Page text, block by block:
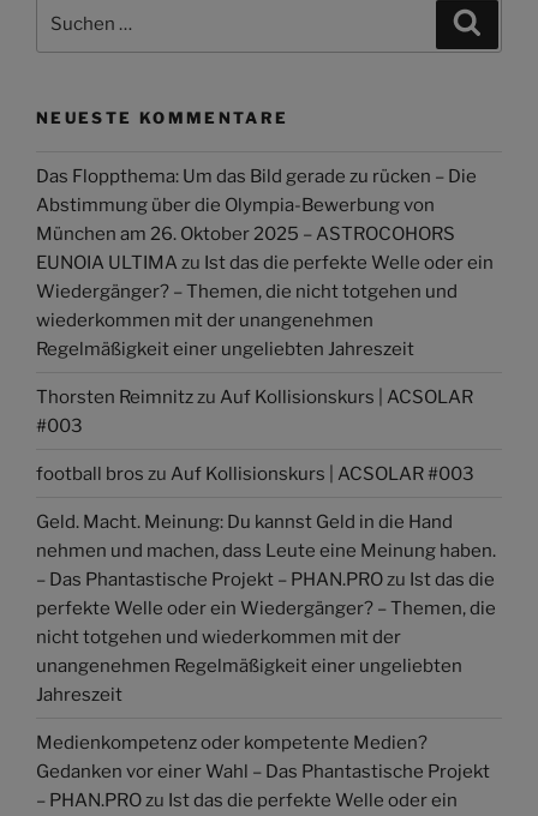
NEUESTE KOMMENTARE
Das Floppthema: Um das Bild gerade zu rücken – Die
Abstimmung über die Olympia-Bewerbung von
München am 26. Oktober 2025 – ASTROCOHORS
EUNOIA ULTIMA zu Ist das die perfekte Welle oder ein
Wiedergänger? – Themen, die nicht totgehen und
wiederkommen mit der unangenehmen
Regelmäßigkeit einer ungeliebten Jahreszeit
Thorsten Reimnitz zu Auf Kollisionskurs | ACSOLAR
#003
football bros zu Auf Kollisionskurs | ACSOLAR #003
Geld. Macht. Meinung: Du kannst Geld in die Hand
nehmen und machen, dass Leute eine Meinung haben.
– Das Phantastische Projekt – PHAN.PRO zu Ist das die
perfekte Welle oder ein Wiedergänger? – Themen, die
nicht totgehen und wiederkommen mit der
unangenehmen Regelmäßigkeit einer ungeliebten
Jahreszeit
Medienkompetenz oder kompetente Medien?
Gedanken vor einer Wahl – Das Phantastische Projekt
– PHAN.PRO zu Ist das die perfekte Welle oder ein